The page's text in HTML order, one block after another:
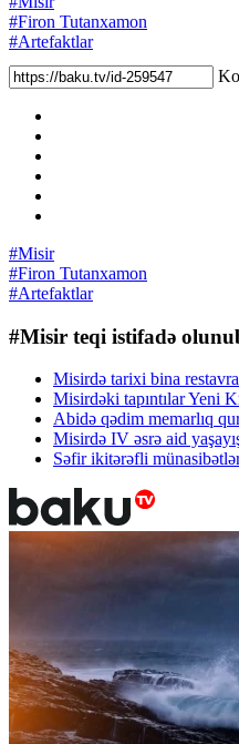
#Firon Tutanxamon
#Artefaktlar
#Misir
#Firon Tutanxamon
#Artefaktlar
#Misir teqi istifadə
Misirdə tarixi bina
Misirdəki tapıntılar Yeni
Abidə qədim memarlıq
Misirdə IV əsrə aid
Səfir ikitərəfli